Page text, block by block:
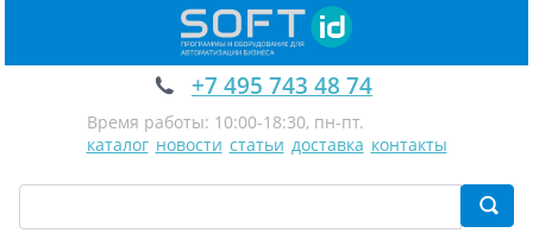
+7 495 743 48 74
Время работы: 10:00-18:30, пн-пт.
каталог новости статьи доставка контакты